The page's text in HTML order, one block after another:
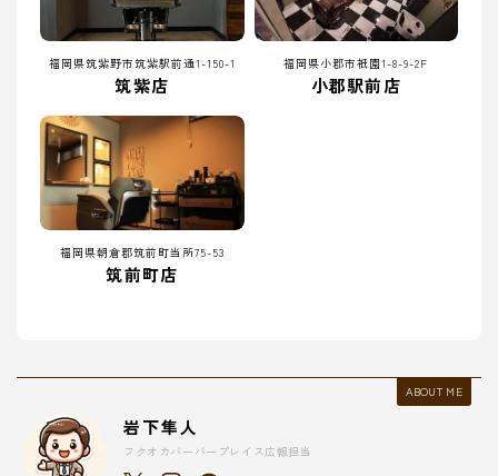
福岡県筑紫野市筑紫駅前通1-150-1
筑紫店
福岡県小郡市祇園1-8-9-2F
小郡駅前店
福岡県朝倉郡筑前町当所75-53
筑前町店
ABOUT ME
岩下隼人
フクオカバーバープレイス広報担当